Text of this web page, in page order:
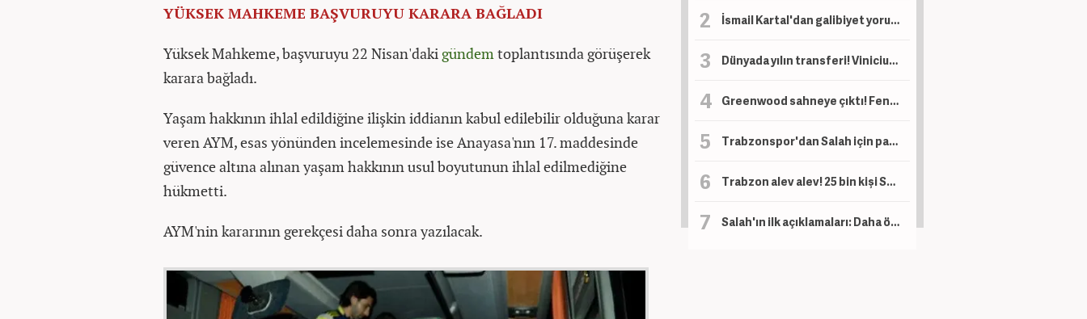
YÜKSEK MAHKEME BAŞVURUYU KARARA BAĞLADI
Yüksek Mahkeme, başvuruyu 22 Nisan'daki gündemtoplantısında görüşerek
karara bağladı.
Yaşam hakkının ihlal edildiğine ilişkin iddianın kabul edilebilir olduğuna karar
veren AYM, esas yönünden incelemesinde ise Anayasa'nın 17. maddesinde
güvence altına alınan yaşam hakkının usul boyutunun ihlal edilmediğine
hükmetti.
AYM'nin kararının gerekçesi daha sonra yazılacak.
İsmail Kartal'dan galibiyet yorumu
Dünyada yılın transferi! Vinicius için 120 milyon Euro'luk teklif
Greenwood sahneye çıktı! Fenerbahçe tur kapısını araladı
Trabzonspor'dan Salah için paylaşım yağmuru
Trabzon alev alev! 25 bin kişi Salah'ı karşıladı
Salah'ın ilk açıklamaları: Daha önce böyle bir şey görmedim